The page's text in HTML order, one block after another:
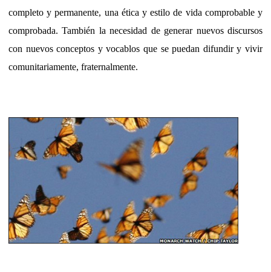
completo y permanente, una ética y estilo de vida comprobable y
comprobada. También la necesidad de generar nuevos discursos
con nuevos conceptos y vocablos que se puedan difundir y vivir
comunitariamente, fraternalmente.